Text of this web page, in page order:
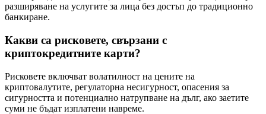
разширяване на услугите за лица без достъп до традиционно
банкиране.
Какви са рисковете, свързани с
криптокредитните карти?
Рисковете включват волатилност на цените на
криптовалутите, регулаторна несигурност, опасения за
сигурността и потенциално натрупване на дълг, ако заетите
суми не бъдат изплатени навреме.